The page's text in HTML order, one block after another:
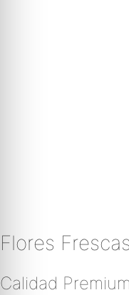
Flores
Calidad